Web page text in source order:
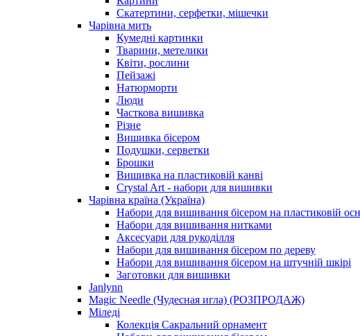
Скатертини, серфетки, мішечки
Чарiвна мить
Кумедні картинки
Тварини, метелики
Квіти, рослини
Пейзажі
Натюрморти
Люди
Часткова вишивка
Різне
Вишивка бісером
Подушки, серветки
Брошки
Вишивка на пластиковій канві
Crystal Art - набори для вишивки
Чарівна країна (Україна)
Набори для вишивання бісером на пластиковій
Набори для вишивання нитками
Аксесуари для рукоділля
Набори для вишивання бісером по дереву
Набори для вишивання бісером на штучній шкірі
Заготовки для вишивки
Janlynn
Magic Needle (Чудесная игла) (РОЗПРОДАЖ)
Міледі
Колекція Сакральний орнамент